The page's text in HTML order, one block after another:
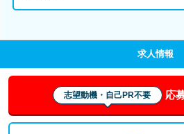
求人情報
志望動機・自己PR不要 応